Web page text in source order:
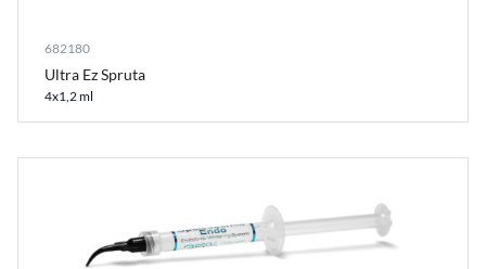
682180
Ultra Ez Spruta
4x1,2 ml